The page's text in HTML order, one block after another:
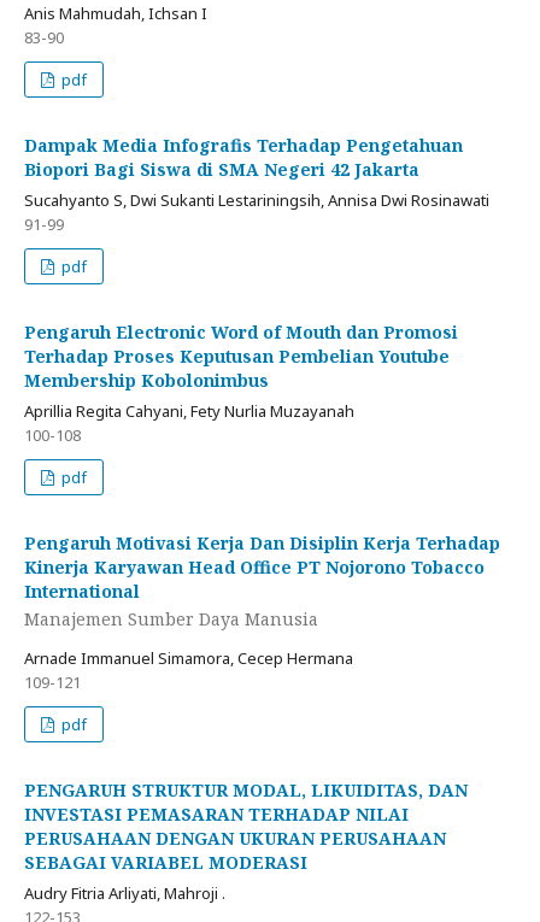
Anis Mahmudah, Ichsan I
83-90
pdf
Dampak Media Infografis Terhadap Pengetahuan
Biopori Bagi Siswa di SMA Negeri 42 Jakarta
Sucahyanto S, Dwi Sukanti Lestariningsih, Annisa Dwi Rosinawati
91-99
pdf
Pengaruh Electronic Word of Mouth dan Promosi
Terhadap Proses Keputusan Pembelian Youtube
Membership Kobolonimbus
Aprillia Regita Cahyani, Fety Nurlia Muzayanah
100-108
pdf
Pengaruh Motivasi Kerja Dan Disiplin Kerja Terhadap
Kinerja Karyawan Head Office PT Nojorono Tobacco
International
Manajemen Sumber Daya Manusia
Arnade Immanuel Simamora, Cecep Hermana
109-121
pdf
PENGARUH STRUKTUR MODAL, LIKUIDITAS, DAN
INVESTASI PEMASARAN TERHADAP NILAI
PERUSAHAAN DENGAN UKURAN PERUSAHAAN
SEBAGAI VARIABEL MODERASI
Audry Fitria Arliyati, Mahroji .
122-153